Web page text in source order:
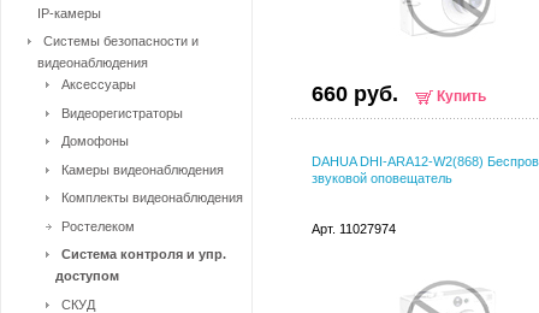
660 руб. Купить
DAHUA DHI-ARA12-W2(868)
звуковой оповещатель
Арт. 11027974
IP-камеры
Системы безопасности и
видеонаблюдения
Аксессуары
Видеорегистраторы
Домофоны
Камеры видеонаблюдения
Комплекты видеонаблюдения
Ростелеком
Система контроля и упр.
доступом
СКУД